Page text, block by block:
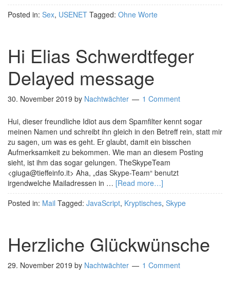
Posted in: Sex, USENET Tagged: Ohne Worte
Hi Elias Schwerdtfeger
Delayed message
30. November 2019 by Nachtwächter 1 Comment
Hui, dieser freundliche Idiot aus dem Spamfilter kennt sogar
meinen Namen und schreibt ihn gleich in den Betreff rein, statt mir
zu sagen, um was es geht. Er glaubt, damit ein bisschen
Aufmerksamkeit zu bekommen. Wie man an diesem Posting
sieht, ist ihm das sogar gelungen. TheSkypeTeam
<giuga@tieffeinfo.it> Aha, „das Skype-Team“ benutzt
irgendwelche Mailadressen in … [Read more…]
Posted in: Mail Tagged: JavaScript, Kryptisches, Skype
Herzliche Glückwünsche
29. November 2019 by Nachtwächter 1 Comment